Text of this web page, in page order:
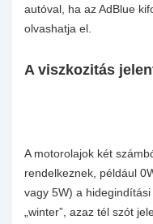
autóval, ha az AdBlue
olvashatja el.
A viszkozitás
A motorolajok két
rendelkeznek, például
vagy 5W) a hidegindítási
„winter”, azaz tél szót